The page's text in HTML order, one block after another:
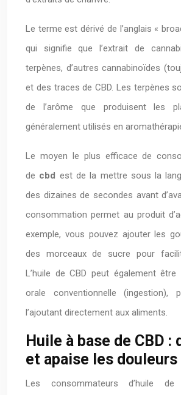
Le terme est dérivé de l’anglais «
qui signifie que l’extrait de
terpènes, d’autres cannabinoïdes
et des traces de CBD. Les terpènes
de l’arôme que produisent les
généralement utilisés en
Le moyen le plus efficace de
de cbd est de la mettre sous la
des dizaines de secondes avant
consommation permet au produit
exemple, vous pouvez ajouter les
des morceaux de sucre pour
L’huile de CBD peut également
orale conventionnelle (ingestion),
l’ajoutant directement aux aliments.
Huile à base de CBD :
et apaise les douleurs
Les consommateurs d’huile de